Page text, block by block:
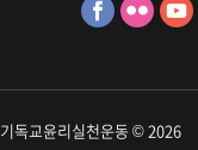
기독교윤리실천운동 © 2026